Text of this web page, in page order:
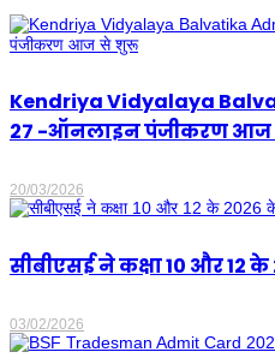
Kendriya Vidyalaya
27 -ऑनलाइन पंजीकरण
20/03/2026
सीबीएसई ने कक्षा 10 और 12 के
03/02/2026